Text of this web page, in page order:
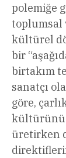
polemiğe
toplumsal
kültürel
bir
birtakım
sanatçı
göre,
kültürünü
üretirken